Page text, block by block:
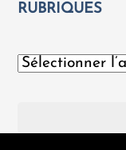
RUBRIQUES
Archives